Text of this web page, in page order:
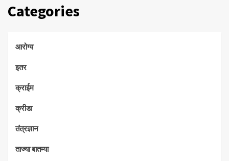
Categories
आरोग्य
इतर
क्राईम
क्रीडा
तंत्रज्ञान
ताज्या बातम्या